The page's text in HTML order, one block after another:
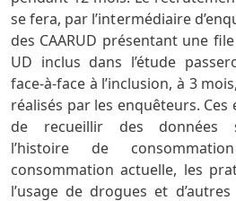
se fera, par l’intermédiaire
des CAARUD présentant une
UD inclus dans l’étude
face-à-face à l’inclusion, à 3
réalisés par les enquêteurs.
de recueillir des données
l’histoire de
consommation actuelle, les
l’usage de drogues et